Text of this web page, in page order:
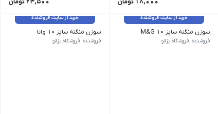
خرید از سایت فروشنده
سوزن منگنه سایز 10 M&G
فروشنده: فروشگاه پژانو
خرید از سایت فروشنده
سوزن منگنه سایز 10 وانا
فروشنده: فروشگاه پژانو